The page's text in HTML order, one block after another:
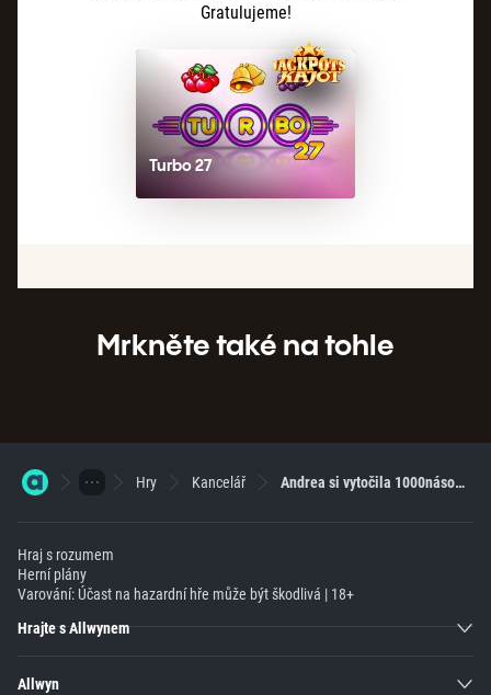
Gratulujeme!
Turbo 27
Mrkněte také na tohle
Hry Kancelář Andrea si vytočila 1000násobek sázky
Hraj s rozumem
Herní plány
Varování: Účast na hazardní hře může být škodlivá | 18+
Hrajte s Allwynem
Allwyn